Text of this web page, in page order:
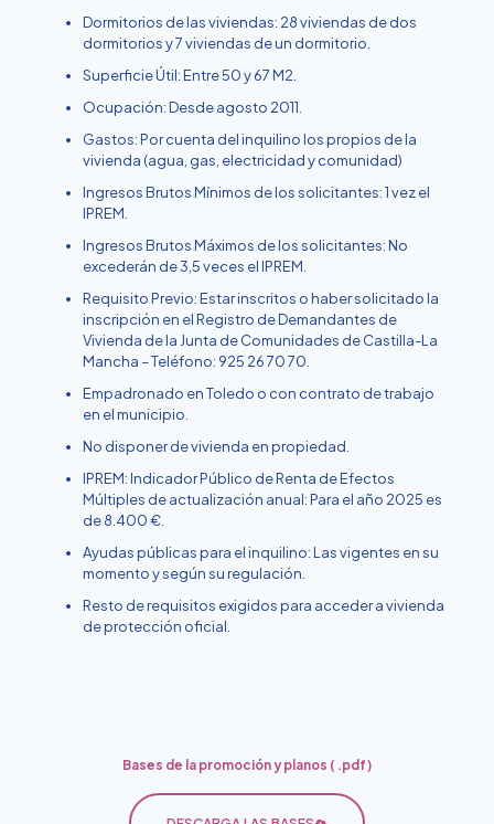
Dormitorios de las viviendas: 28 viviendas de dos
dormitorios y 7 viviendas de un dormitorio.
Superficie Útil: Entre 50 y 67 M2.
Ocupación: Desde agosto 2011.
Gastos: Por cuenta del inquilino los propios de la
vivienda (agua, gas, electricidad y comunidad)
Ingresos Brutos Mínimos de los solicitantes: 1 vez el
IPREM.
Ingresos Brutos Máximos de los solicitantes: No
excederán de 3,5 veces el IPREM.
Requisito Previo: Estar inscritos o haber solicitado la
inscripción en el Registro de Demandantes de
Vivienda de la Junta de Comunidades de Castilla-La
Mancha – Teléfono: 925 26 70 70.
Empadronado en Toledo o con contrato de trabajo
en el municipio.
No disponer de vivienda en propiedad.
IPREM: Indicador Público de Renta de Efectos
Múltiples de actualización anual: Para el año 2025 es
de 8.400 €.
Ayudas públicas para el inquilino: Las vigentes en su
momento y según su regulación.
Resto de requisitos exigidos para acceder a vivienda
de protección oficial.
Bases de la promoción y planos ( .pdf)